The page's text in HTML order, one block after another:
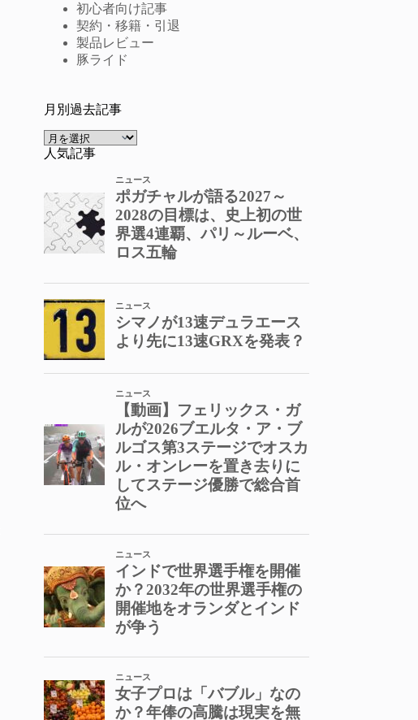
初心者向け記事
契約・移籍・引退
製品レビュー
豚ライド
月別過去記事
ア
ー
ブ
人気記事